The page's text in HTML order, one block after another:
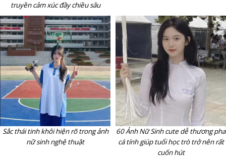
truyền cảm xúc đầy chiều sâu
Sắc thái tinh khôi hiện rõ trong ảnh
nữ sinh nghệ thuật
60 Ảnh Nữ Sinh cute dễ thương pha
cá tính giúp tuổi học trò trở nên rất
cuốn hút